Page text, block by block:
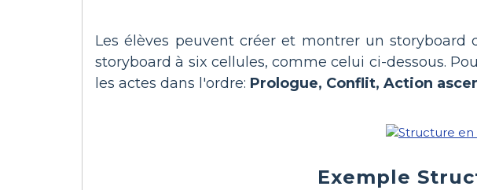
Les élèves peuvent créer et montrer un
storyboard à six cellules, comme celui ci-dessous.
les actes dans l'ordre: Prologue, Conflit, Action
Exemple